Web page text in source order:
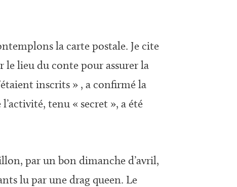
la carte postale. Je cite
le lieu du conte pour assurer la
inscrits » , a confirmé la
tenu « secret », a été
par un bon dimanche d’avril,
lu par une drag queen. Le